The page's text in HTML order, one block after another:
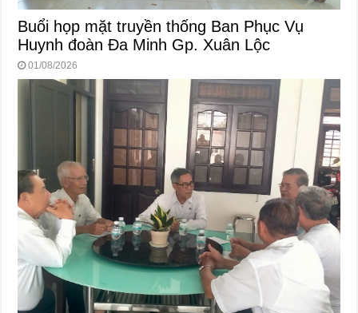
Buổi họp mặt truyền thống Ban Phục Vụ
Huynh đoàn Đa Minh Gp. Xuân Lộc
01/08/2026